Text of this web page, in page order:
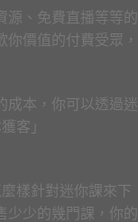
源、免費直播等等的
價值的付費受眾，
成本，你可以透過迷
客」
樣針對迷你課來下
少少的幾門課，你的